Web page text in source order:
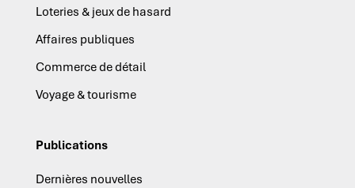
Loteries & jeux de hasard
Affaires publiques
Commerce de détail
Voyage & tourisme
Publications
Dernières nouvelles